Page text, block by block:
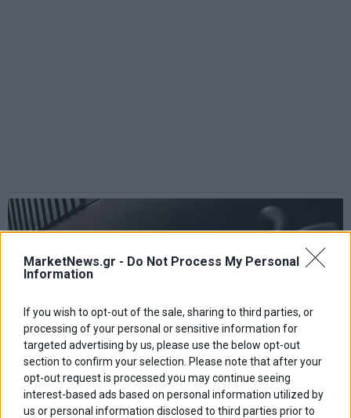
MarketNews.gr - Do Not Process My Personal
Information
If you wish to opt-out of the sale, sharing to third parties, or
processing of your personal or sensitive information for
targeted advertising by us, please use the below opt-out
section to confirm your selection. Please note that after your
opt-out request is processed you may continue seeing
interest-based ads based on personal information utilized by
us or personal information disclosed to third parties prior to
Moody΄s: Στο 6,1% η ανάπτυξη φέτος και 4,3% το
2022 – Οι κίνδυνοι από την λήξη του PEPP